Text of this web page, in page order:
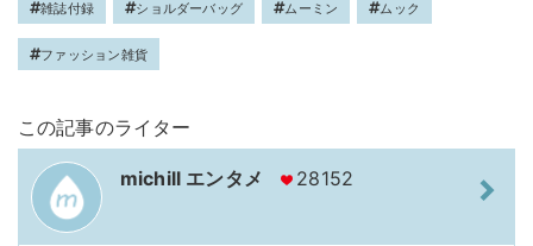
雑誌付録 ショルダーバッグ ムーミン ムック
ファッション雑貨
この記事のライター
michill エンタメ 28152